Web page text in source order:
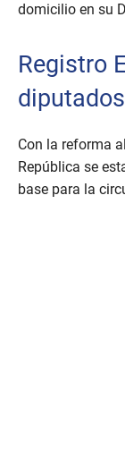
domicilio en su
Registro
Con la reforma
República se
base para la